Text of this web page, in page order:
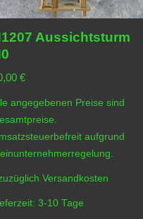
Aussichtsturm
€
angegebenen Preise sind
aufgrund
Versandkosten
3-10 Tage